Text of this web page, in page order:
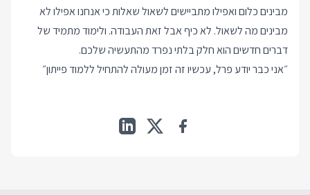
מבינים כלום ואפילו מתביישים לשאול שאלות כי אנחנו אפילו לא
מבינים מה לשאול. לא כיף אבל זאת העבודה. ולימוד מתמיד של
דברים חדשים הוא חלק בלתי נפרד מהתעשיה שלכם.
״אני כבר יודע פרל, עכשיו זה זמן מעולה להתחיל ללמוד פייתון״